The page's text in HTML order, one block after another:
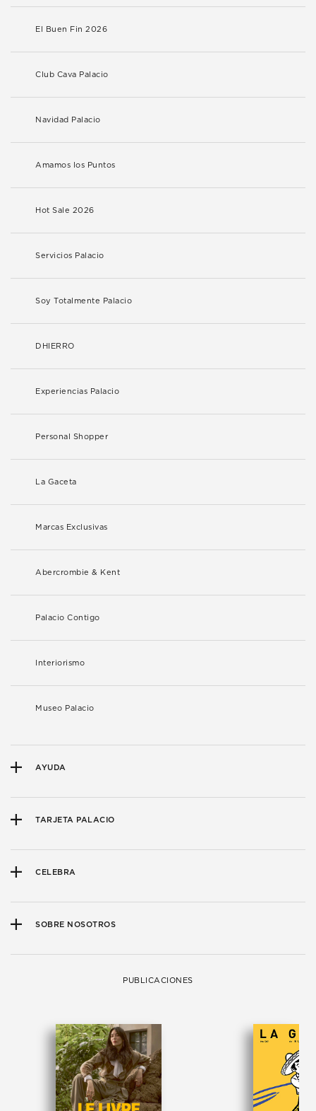
El Buen Fin 2026
Club Cava Palacio
Navidad Palacio
Amamos los Puntos
Hot Sale 2026
Servicios Palacio
Soy Totalmente Palacio
DHIERRO
Experiencias Palacio
Personal Shopper
La Gaceta
Marcas Exclusivas
Abercrombie & Kent
Palacio Contigo
Interiorismo
Museo Palacio
AYUDA
TARJETA PALACIO
CELEBRA
SOBRE NOSOTROS
PUBLICACIONES